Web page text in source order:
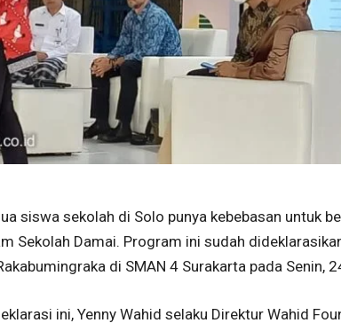
siswa sekolah di Solo punya kebebasan untuk
Sekolah Damai. Program ini sudah
di SMAN 4 Surakarta pada Senin,
ini, Yenny Wahid selaku Direktur Wahid